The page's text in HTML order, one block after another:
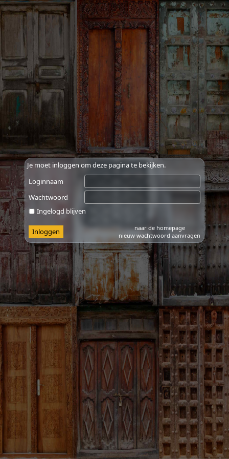
Je moet inloggen om deze pagina te bekijken.
Loginnaam
Wachtwoord
Ingelogd blijven
Inloggen
naar de homepage
nieuw wachtwoord aanvragen